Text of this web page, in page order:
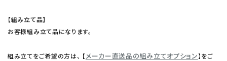
【組み立て品】
お客様組み立て品になります。
組み立てをご希望の方は、 【メーカー直送品の組み立てオプション】をご